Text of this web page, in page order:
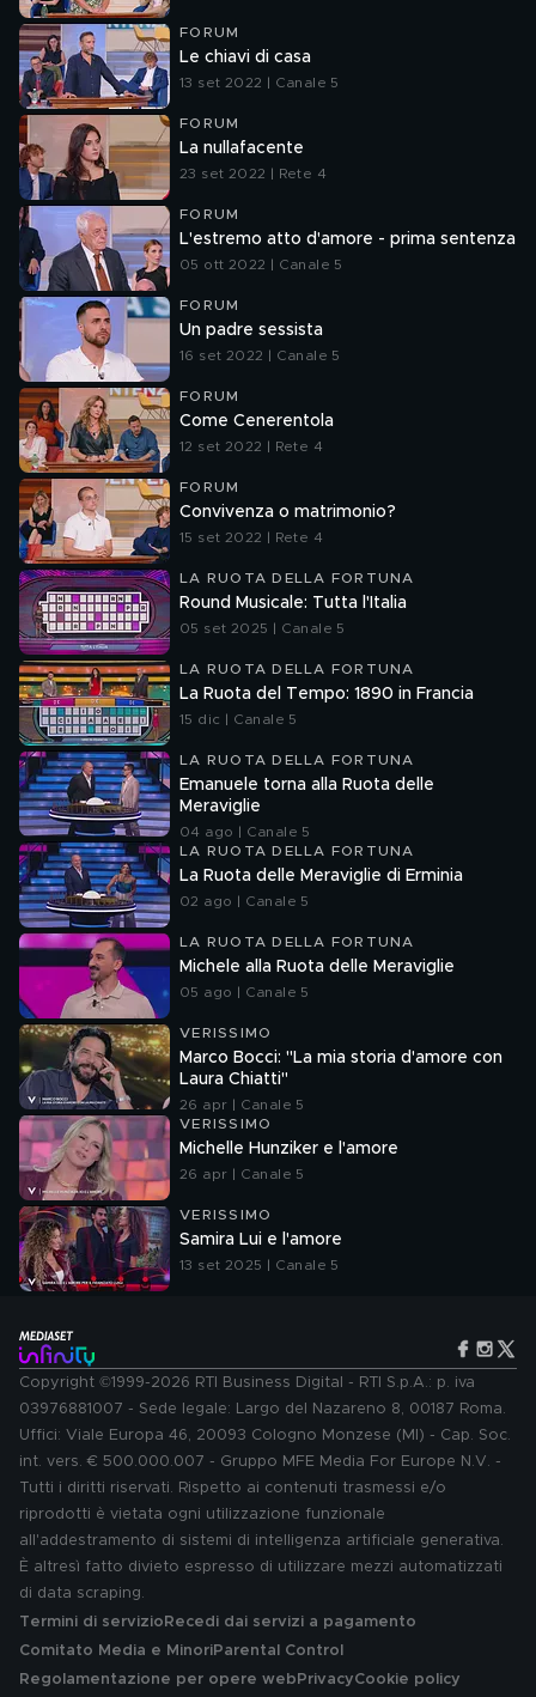
FORUM
Le chiavi di casa
13 set 2022 | Canale 5
FORUM
La nullafacente
23 set 2022 | Rete 4
FORUM
L'estremo atto d'amore - prima sentenza
05 ott 2022 | Canale 5
FORUM
Un padre sessista
16 set 2022 | Canale 5
FORUM
Come Cenerentola
12 set 2022 | Rete 4
FORUM
Convivenza o matrimonio?
15 set 2022 | Rete 4
LA RUOTA DELLA FORTUNA
Round Musicale: Tutta l'Italia
05 set 2025 | Canale 5
LA RUOTA DELLA FORTUNA
La Ruota del Tempo: 1890 in Francia
15 dic | Canale 5
LA RUOTA DELLA FORTUNA
Emanuele torna alla Ruota delle
Meraviglie
04 ago | Canale 5
LA RUOTA DELLA FORTUNA
La Ruota delle Meraviglie di Erminia
02 ago | Canale 5
LA RUOTA DELLA FORTUNA
Michele alla Ruota delle Meraviglie
05 ago | Canale 5
VERISSIMO
Marco Bocci: "La mia storia d'amore con
Laura Chiatti"
26 apr | Canale 5
VERISSIMO
Michelle Hunziker e l'amore
26 apr | Canale 5
VERISSIMO
Samira Lui e l'amore
13 set 2025 | Canale 5
Copyright ©1999-2026 RTI Business Digital - RTI S.p.A.: p. iva
03976881007 - Sede legale: Largo del Nazareno 8, 00187 Roma.
Uffici: Viale Europa 46, 20093 Cologno Monzese (MI) - Cap. Soc.
int. vers. € 500.000.007 - Gruppo MFE Media For Europe N.V. -
Tutti i diritti riservati. Rispetto ai contenuti trasmessi e/o
riprodotti è vietata ogni utilizzazione funzionale
all'addestramento di sistemi di intelligenza artificiale generativa.
È altresì fatto divieto espresso di utilizzare mezzi automatizzati
di data scraping.
Termini di servizio Recedi dai servizi a pagamento
Comitato Media e MinoriParental Control
Regolamentazione per opere web PrivacyCookie policy